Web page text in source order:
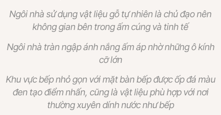
Ngôi nhà sử dụng vật liệu gỗ tự nhiên là chủ đạo nên
không gian bên trong ấm cúng và tinh tế
Ngôi nhà tràn ngập ánh nắng ấm áp nhờ những ô kính
cỡ lớn
Khu vực bếp nhỏ gọn với mặt bàn bếp được ốp đá màu
đen tạo điểm nhấn, cũng là vật liệu phù hợp với nơi
thường xuyên dính nước như bếp